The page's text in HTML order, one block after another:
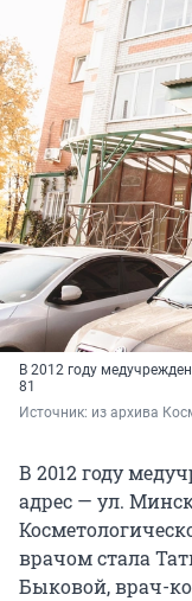
В 2012 году
81
Источник: из архива
В 2012 году
адрес — ул.
врачом стала
Быковой, врач-